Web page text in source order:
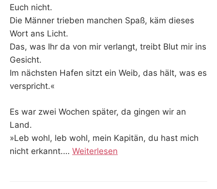
Euch nicht.
Die Männer trieben manchen Spaß, käm dieses
Wort ans Licht.
Das, was Ihr da von mir verlangt, treibt Blut mir ins
Gesicht.
Im nächsten Hafen sitzt ein Weib, das hält, was es
verspricht.«
Es war zwei Wochen später, da gingen wir an
Land.
»Leb wohl, leb wohl, mein Kapitän, du hast mich
nicht erkannt.… Weiterlesen